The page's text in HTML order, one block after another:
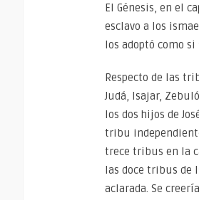
El Génesis, en el
esclavo a los
los adoptó como
Respecto de las
Judá, Isajar,
los dos hijos de
tribu
trece tribus en la
las doce tribus de
aclarada. Se